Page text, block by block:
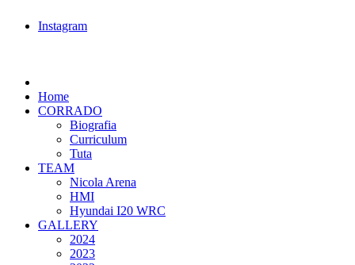
Instagram
Home
CORRADO
Biografia
Curriculum
Tuta
TEAM
Nicola Arena
HMI
Hyundai I20 WRC
GALLERY
2024
2023